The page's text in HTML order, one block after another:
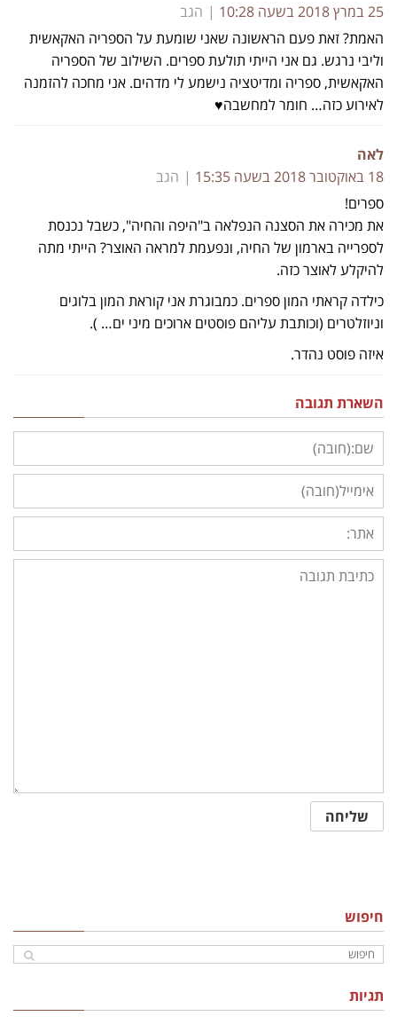
25 במרץ 2018 בשעה 10:28
הגב
האמת? זאת פעם הראשונה שאני שומעת על הספריה האקאשית
וליבי נרגש. גם אני הייתי תולעת ספרים. השילוב של הספריה
האקאשית, ספריה ומדיטציה נישמע לי מדהים. אני מחכה להזמנה
לאירוע כזה… חומר למחשבה♥
לאה
18 באוקטובר 2018 בשעה 15:35
הגב
ספרים!
את מכירה את הסצנה הנפלאה ב"היפה והחיה", כשבל נכנסת
לספרייה בארמון של החיה, ונפעמת למראה האוצר? הייתי מתה
להיקלע לאוצר כזה.
כילדה קראתי המון ספרים. כמבוגרת אני קוראת המון בלוגים
וניוזלטרים (וכותבת עליהם פוסטים ארוכים מיני ים… ).
איזה פוסט נהדר.
השארת תגובה
חיפוש
תגיות